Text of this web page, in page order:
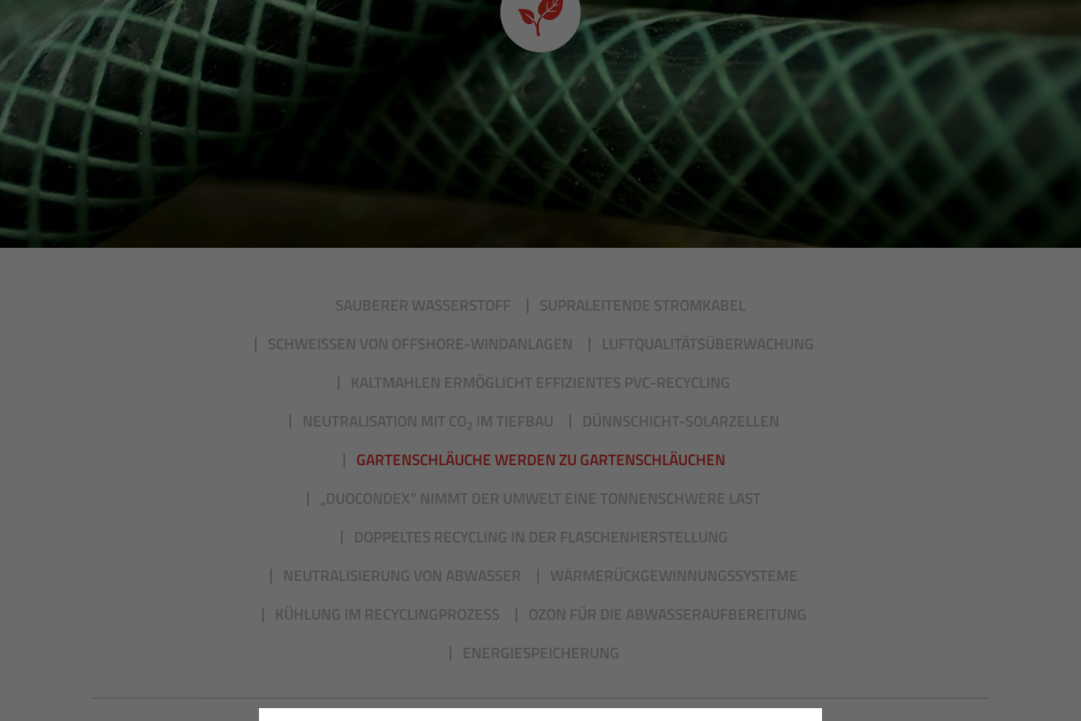
SAUBERER WASSERSTOFF
SUPRALEITENDE STROMKABEL
SCHWEISSEN VON OFFSHORE-WINDANLAGEN
LUFTQUALITÄTSÜBERWACHUNG
KALTMAHLEN ERMÖGLICHT EFFIZIENTES PVC-RECYCLING
NEUTRALISATION MIT CO2 IM TIEFBAU
DÜNNSCHICHT-SOLARZELLEN
GARTENSCHLÄUCHE WERDEN ZU GARTENSCHLÄUCHEN
„DUOCONDEX“ NIMMT DER UMWELT EINE TONNENSCHWERE LAST
DOPPELTES RECYCLING IN DER FLASCHENHERSTELLUNG
NEUTRALISIERUNG VON ABWASSER
WÄRMERÜCKGEWINNUNGSSYSTEME
KÜHLUNG IM RECYCLINGPROZESS
OZON FÜR DIE ABWASSERAUFBEREITUNG
ENERGIESPEICHERUNG